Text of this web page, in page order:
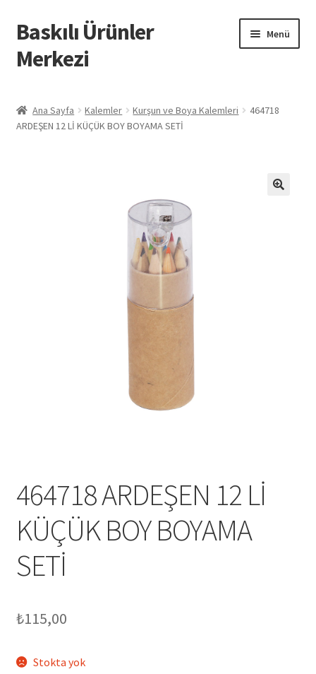
Dolaşıma
geç
İçeriğe
geç
Baskılı Ürünler
Merkezi
Menü
Baskılı Ürünler
İPTAL VE İADE KOŞULLARI
Ana Sayfa Kalemler Kurşun ve Boya Kalemleri
464718
ARDEŞEN 12 Lİ KÜÇÜK BOY BOYAMA SETİ
464718 ARDEŞEN 12 Lİ
KÜÇÜK BOY BOYAMA
SETİ
₺115,00
Stokta yok